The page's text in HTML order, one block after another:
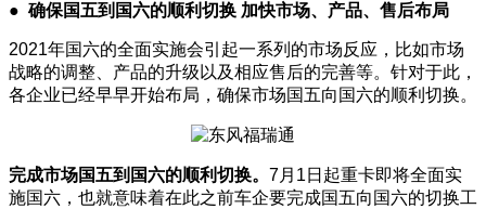
● 确保国五到国六的顺利切换 加快市场、产品、售后布局
2021年国六的全面实施会引起一系列的市场反应，比如市场
战略的调整、产品的升级以及相应售后的完善等。针对于此，
各企业已经早早开始布局，确保市场国五向国六的顺利切换。
完成市场国五到国六的顺利切换。 7月1日起重卡即将全面实
施国六，也就意味着在此之前车企要完成国五向国六的切换工